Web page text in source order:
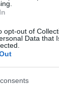
opt-out of
Data that
BŰVÖLŐ
1